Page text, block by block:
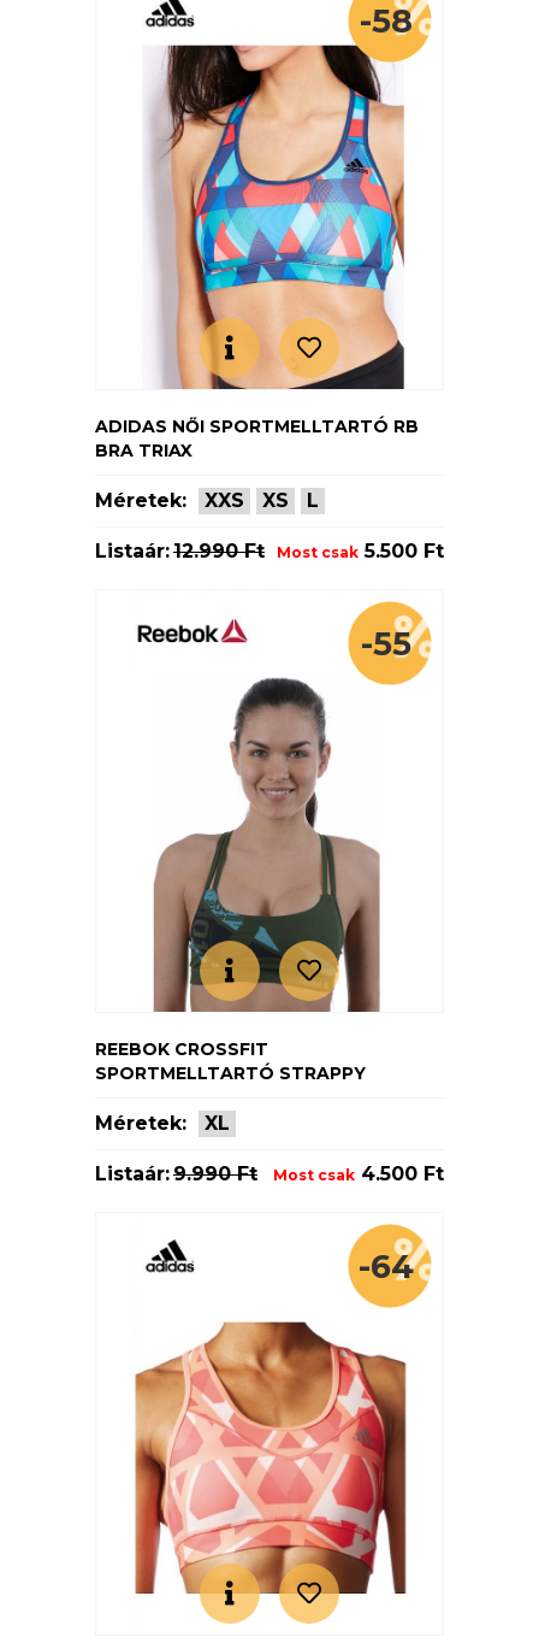
-58
ADIDAS NŐI SPORTMELLTARTÓ RB
BRA TRIAX
Méretek: XXS XS L
Listaár:12.990 Ft Most csak 5.500 Ft
-55
REEBOK CROSSFIT
SPORTMELLTARTÓ STRAPPY
Méretek: XL
Listaár:9.990 Ft Most csak 4.500 Ft
-64